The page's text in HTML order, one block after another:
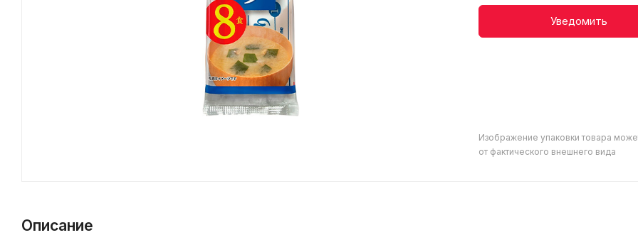
Уведомить
Изображение упаковки товара
от фактического внешнего вида
Описание